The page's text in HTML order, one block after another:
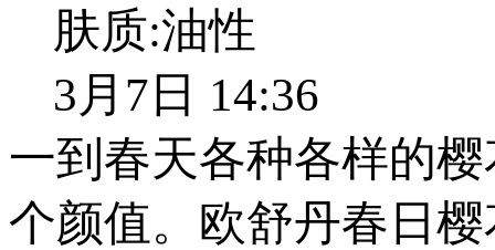
肤质:油性
3月7日 14:36
一到春天各种各样的
个颜值。欧舒丹春日